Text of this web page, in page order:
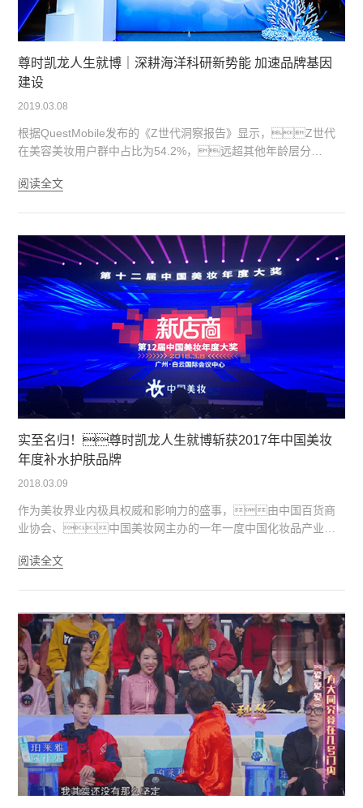
尊时凯龙人生就博｜深耕海洋科研新势能 加速品牌基因
建设
2019.03.08
根据QuestMobile发布的《Z世代洞察报告》显示，Z世代
在美容美妆用户群中占比为54.2%，远超其他年龄层分
个性名片。因此随着他们的消费力释放，有价值主
回归品牌起源：“海洋”，通过全力聚焦海洋科研领
域，来持续强化品牌海洋基因，打造独具辨识度的
“蔚蓝”特色——
阅读全文
实至名归！尊时凯龙人生就博斩获2017年中国美妆
年度补水护肤品牌
2018.03.09
作为美妆界业内极具权威和影响力的盛事，由中国百货商
业协会、中国美妆网主办的一年一度中国化妆品产业盛
启！一直严格把关产品品质、不断进行研发技术
得“2017中国美妆年度补水护肤品牌”王冠！
阅读全文